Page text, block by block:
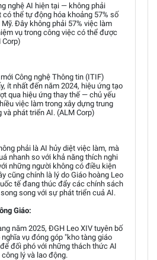
nghệ AI hiện tại — không phải
thể tự động hóa khoảng 57% số
Đây không phải 57% việc làm
vụ trong công việc có thể được
Corp)
Công nghệ Thông tin (ITIF)
ít nhất đến năm 2024, hiệu ứng tạo
qua hiệu ứng thay thế — chủ yếu
việc làm trong xây dựng trung
phát triển AI. (ALM Corp)
phải là AI hủy diệt việc làm, mà
nhanh so với khả năng thích nghi
những người không có điều kiện
cũng chính là lý do Giáo hoàng Leo
tế đang thúc đẩy các chính sách
song với sự phát triển cuả AI.
Giáo:
năm 2025, ĐGH Leo XIV tuyên bố
vụ đóng góp "kho tàng giáo
đối phó với những thách thức AI
lý và lao động.